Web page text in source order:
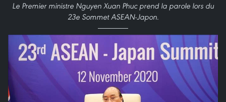
Le Premier ministre Nguyen Xuan Phuc prend la parole lors du
23e Sommet ASEAN-Japon.